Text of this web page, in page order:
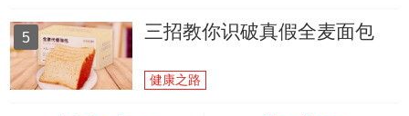
5 三招教你识破真假全麦面包
健康之路